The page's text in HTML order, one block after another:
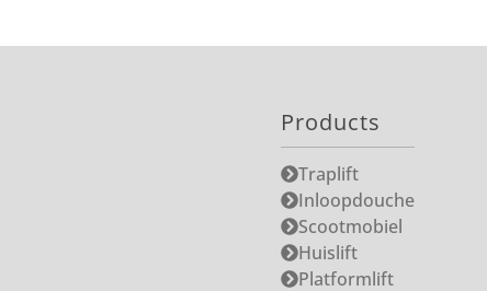
Products
Traplift
Inloopdouche
Scootmobiel
Huislift
Platformlift